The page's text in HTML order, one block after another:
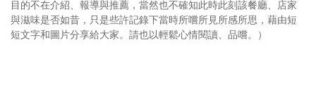
目的不在介紹、報導與推薦，當然也不確知此時此刻該餐廳、店家
與滋味是否如昔，只是些許記錄下當時所嚐所見所感所思，藉由短
短文字和圖片分享給大家。請也以輕鬆心情閱讀、品嚐。）